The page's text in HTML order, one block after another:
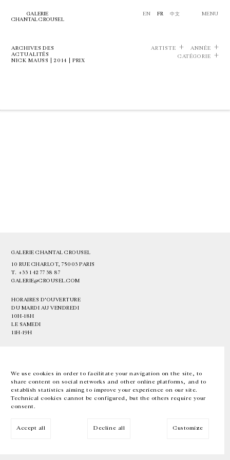
We use cookies in order to facilitate your navigation on the site, to
share content on social networks and other online platforms, and to
establish statistics aiming to improve your experience on our site.
Technical cookies cannot be configured, but the others require your
consent.
Accept all Decline all Customize
GALERIE
CHANTAL CROUSEL
EN FR 中文 MENU
ARCHIVES DES
ACTUALITÉS
NICK MAUSS | 2014 | PRIX
ARTISTE
ANNÉE
CATÉGORIE
GALERIE CHANTAL CROUSEL
10 RUE CHARLOT, 75003 PARIS
T. +33 1 42 77 38 87
GALERIE@CROUSEL.COM
HORAIRES D'OUVERTURE
DU MARDI AU VENDREDI
10H-18H
LE SAMEDI
11H-19H
EN FR 中文 Facebook Instagram
Inscrivez-vous à notre newsletter